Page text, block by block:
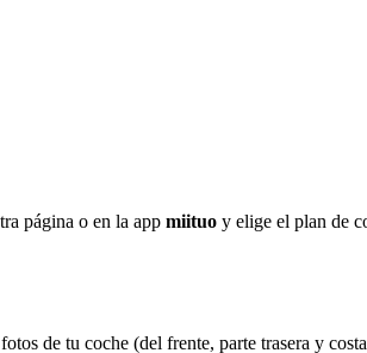
página o en la app miituo y elige el plan de
de tu coche (del frente, parte trasera y